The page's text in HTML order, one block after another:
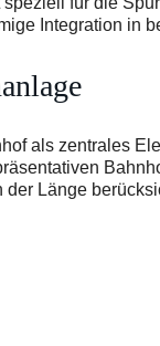
Integration in
als zentrales
Länge